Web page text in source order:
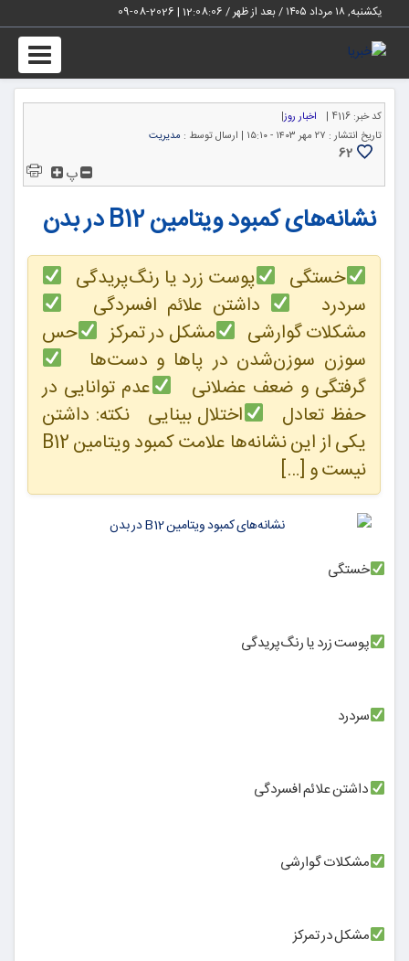
یکشنبه, ۱۸ مرداد ۱۴۰۵ / بعد از ظهر / 12:08:07
|
2026-08-09
کد خبر: 4116 | اخبار روز|
تاریخ انتشار : ۲۷ مهر ۱۴۰۳ - ۱۵:۱۰ | ارسال توسط : مدیریت
62
پ
نشانه‌های کمبود ویتامین B12 در بدن
خستگی
پوست زرد یا رنگ‌پریدگی
سردرد
داشتن علائم افسردگی
مشکلات گوارشی
مشکل در تمرکز
حس
سوزن سوزن‌شدن در پاها و دست‌ها
گرفتگی و ضعف عضلانی
عدم توانایی در
حفظ تعادل
اختلال بینایی نکته: داشتن
یکی از این نشانه‌ها علامت کمبود ویتامین B12
نیست و […]
خستگی
پوست زرد یا رنگ‌پریدگی
سردرد
داشتن علائم افسردگی
مشکلات گوارشی
مشکل در تمرکز